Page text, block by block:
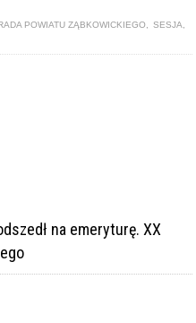
POWIATU ZĄBKOWICKIEGO, SESJA,
na emeryturę. XX